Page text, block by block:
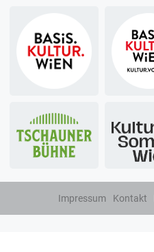
Impressum Kontakt